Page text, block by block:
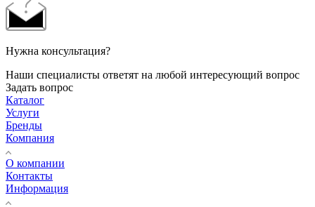
Нужна консультация?
Наши специалисты ответят на любой интересующий вопрос
Задать вопрос
Каталог
Услуги
Бренды
Компания
О компании
Контакты
Информация